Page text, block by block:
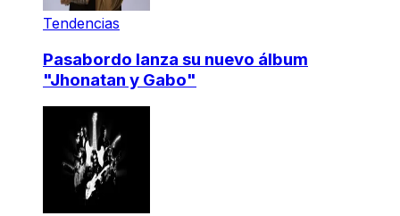
Tendencias
Pasabordo lanza su nuevo álbum
"Jhonatan y Gabo"